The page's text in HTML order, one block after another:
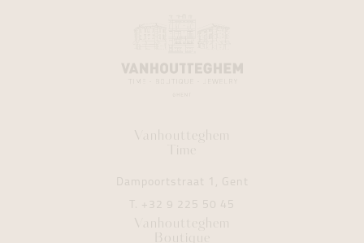
Vanhoutteghem
Time
Dampoortstraat 1, Gent
T. +32 9 225 50 45
Vanhoutteghem
Boutique